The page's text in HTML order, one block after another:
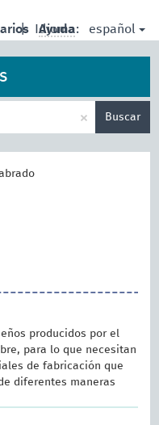
| Idioma: español
Ayuda
× Buscar
producidos por el
para lo que necesitan
de fabricación que
diferentes maneras